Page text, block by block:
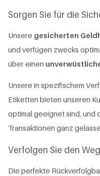
Sorgen Sie für die
Unsere gesicherten
und verfügen zwecks
über einen
Unsere in spezifischem
Etiketten bieten unseren
optimal geeignet sind, und
Transaktionen ganz
Verfolgen Sie den
Die perfekte